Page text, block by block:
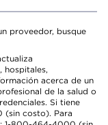
proveedor, busque
hospitales,
acerca de un
de la salud o
Si tiene
(sin costo). Para